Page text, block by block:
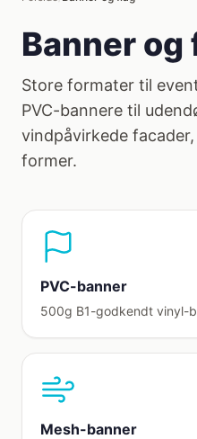
Banner og
Store formater til
PVC-bannere til
vindpåvirkede
former.
PVC-banner
500g B1-godkendt vinyl-
Mesh-banner